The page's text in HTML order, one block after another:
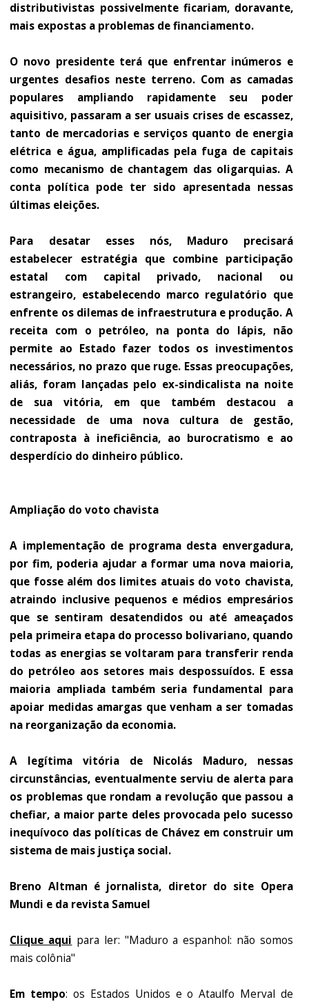
distributivistas possivelmente ficariam, doravante,
mais expostas a problemas de financiamento.
O novo presidente terá que enfrentar inúmeros e
urgentes desafios neste terreno. Com as camadas
populares ampliando rapidamente seu poder
aquisitivo, passaram a ser usuais crises de escassez,
tanto de mercadorias e serviços quanto de energia
elétrica e água, amplificadas pela fuga de capitais
como mecanismo de chantagem das oligarquias. A
conta política pode ter sido apresentada nessas
últimas eleições.
Para desatar esses nós, Maduro precisará
estabelecer estratégia que combine participação
estatal com capital privado, nacional ou
estrangeiro, estabelecendo marco regulatório que
enfrente os dilemas de infraestrutura e produção. A
receita com o petróleo, na ponta do lápis, não
permite ao Estado fazer todos os investimentos
necessários, no prazo que ruge. Essas preocupações,
aliás, foram lançadas pelo ex-sindicalista na noite
de sua vitória, em que também destacou a
necessidade de uma nova cultura de gestão,
contraposta à ineficiência, ao burocratismo e ao
desperdício do dinheiro público.
Ampliação do voto chavista
A implementação de programa desta envergadura,
por fim, poderia ajudar a formar uma nova maioria,
que fosse além dos limites atuais do voto chavista,
atraindo inclusive pequenos e médios empresários
que se sentiram desatendidos ou até ameaçados
pela primeira etapa do processo bolivariano, quando
todas as energias se voltaram para transferir renda
do petróleo aos setores mais despossuídos. E essa
maioria ampliada também seria fundamental para
apoiar medidas amargas que venham a ser tomadas
na reorganização da economia.
A legítima vitória de Nicolás Maduro, nessas
circunstâncias, eventualmente serviu de alerta para
os problemas que rondam a revolução que passou a
chefiar, a maior parte deles provocada pelo sucesso
inequívoco das políticas de Chávez em construir um
sistema de mais justiça social.
Breno Altman é jornalista, diretor do site Opera
Mundi e da revista Samuel
Clique aqui para ler: "Maduro a espanhol: não somos
mais colônia"
Em tempo: os Estados Unidos e o Ataulfo Merval de